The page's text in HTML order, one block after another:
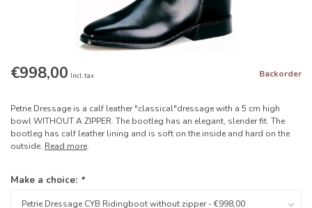
€998,00 Incl. tax Backorder
Petrie Dressage is a calf leather "classical"dressage with a 5 cm high
bowl WITHOUT A ZIPPER. The bootleg has an elegant, slender fit. The
bootleg has calf leather lining and is soft on the inside and hard on the
outside. Read more.
Make a choice: *